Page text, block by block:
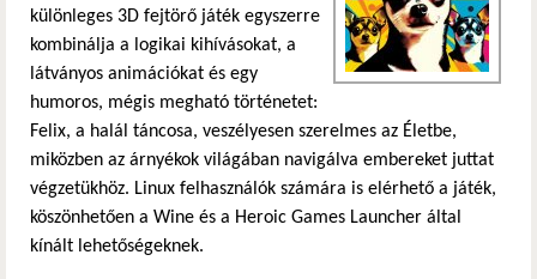
különleges 3D fejtörő játék egyszerre
kombinálja a logikai kihívásokat, a
látványos animációkat és egy
humoros, mégis megható történetet:
Felix, a halál táncosa, veszélyesen szerelmes az Életbe,
miközben az árnyékok világában navigálva embereket juttat
végzetükhöz. Linux felhasználók számára is elérhető a játék,
köszönhetően a Wine és a Heroic Games Launcher által
kínált lehetőségeknek.